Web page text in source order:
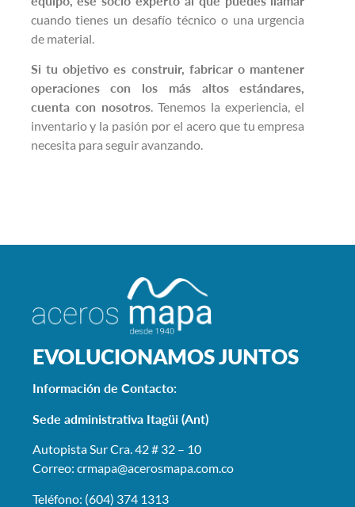
cuando tienes un desafío técnico o una urgencia
de material.
Si tu objetivo es construir, fabricar o mantener
operaciones con los más altos estándares,
cuenta con nosotros. Tenemos la experiencia, el
inventario y la pasión por el acero que tu empresa
necesita para seguir avanzando.
EVOLUCIONAMOS JUNTOS
Información de Contacto:
Sede administrativa Itagüi (Ant)
Autopista Sur Cra. 42 # 32 – 10
Correo: crmapa@acerosmapa.com.co
Teléfono: (604) 374 1313